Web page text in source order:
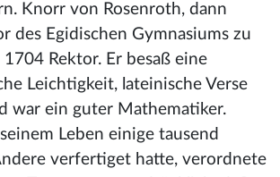
Knorr von Rosenroth, dann
des Egidischen Gymnasiums zu
1704 Rektor. Er besaß eine
Leichtigkeit, lateinische Verse
war ein guter Mathematiker.
Leben einige tausend
verfertiget hatte, verordnete